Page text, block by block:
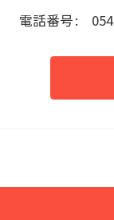
電話番号